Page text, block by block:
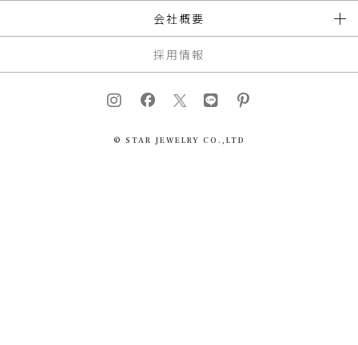
会社概要
採用情報
© STAR JEWELRY CO.,LTD